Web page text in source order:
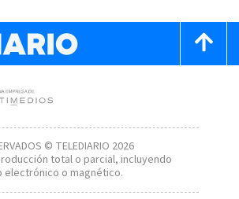
© TELEDIARIO 2026
total o parcial, incluyendo
electrónico o magnético.